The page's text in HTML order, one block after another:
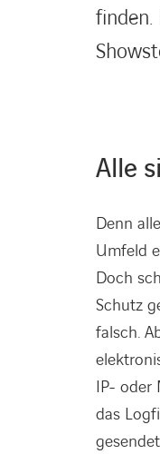
finden.
Alle
Denn
Umfeld
Doch
Schutz
falsch.
IP- oder
das